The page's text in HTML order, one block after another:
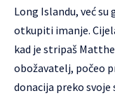
Long Islandu, već
otkupiti imanje.
kad je stripaš
obožavatelj, počeo
donacija preko